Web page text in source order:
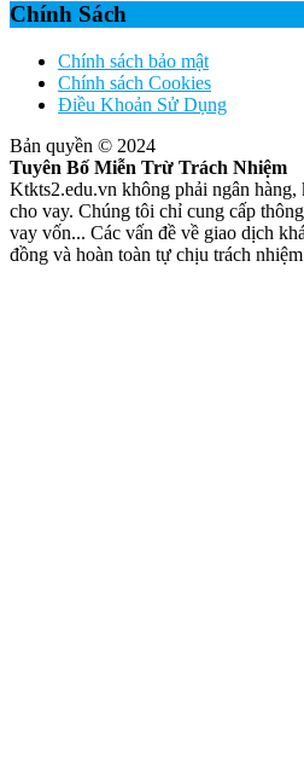
Chính Sách
Chính sách bảo mật
Chính sách Cookies
Điều Khoản Sử Dụng
Bản quyền © 2024
Tuyên Bố Miễn Trừ Trách Nhiệm
Ktkts2.edu.vn không phải ngân
cho vay. Chúng tôi chỉ cung cấp
vay vốn... Các vấn đề về giao dịch
đồng và hoàn toàn tự chịu trách